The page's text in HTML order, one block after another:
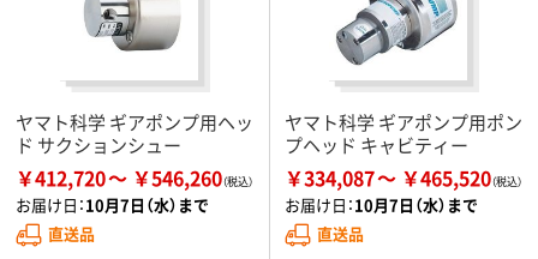
ヤマト科学 ギアポンプ用ヘッ
ド サクションシュー
￥412,720 ￥546,260
お届け日：10月7日（水）まで
直送品
ヤマト科学 ギアポンプ用ポン
プヘッド キャビティー
￥334,087 ￥465,520
お届け日：10月7日（水）まで
直送品